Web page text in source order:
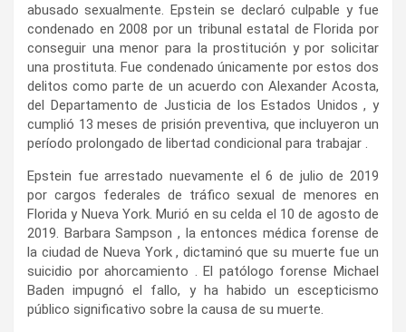
abusado sexualmente. Epstein se declaró culpable y fue
condenado en 2008 por un tribunal estatal de Florida por
conseguir una menor para la prostitución y por solicitar
una prostituta. Fue condenado únicamente por estos dos
delitos como parte de un acuerdo con Alexander Acosta,
del Departamento de Justicia de los Estados Unidos , y
cumplió 13 meses de prisión preventiva, que incluyeron un
período prolongado de libertad condicional para trabajar .
Epstein fue arrestado nuevamente el 6 de julio de 2019
por cargos federales de tráfico sexual de menores en
Florida y Nueva York. Murió en su celda el 10 de agosto de
2019. Barbara Sampson , la entonces médica forense de
la ciudad de Nueva York , dictaminó que su muerte fue un
suicidio por ahorcamiento . El patólogo forense Michael
Baden impugnó el fallo, y ha habido un escepticismo
público significativo sobre la causa de su muerte.